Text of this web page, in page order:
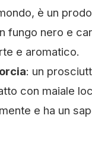
è un
fungo nero e
e aromatico.
: un
con maiale
e ha un